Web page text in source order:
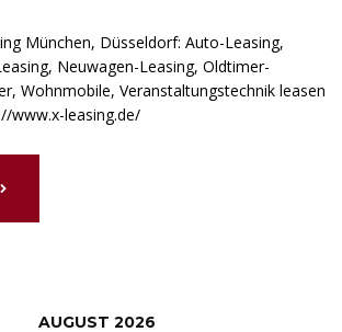
München, Düsseldorf: Auto-Leasing,
Neuwagen-Leasing, Oldtimer-
Wohnmobile, Veranstaltungstechnik leasen
www.x-leasing.de/
AUGUST 2026